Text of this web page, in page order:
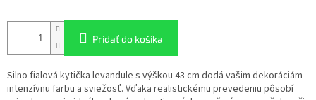
Pridať do košíka
Silno fialová kytička levandule s výškou 43 cm dodá vašim dekoráciám
intenzívnu farbu a sviežosť. Vďaka realistickému prevedeniu pôsobí